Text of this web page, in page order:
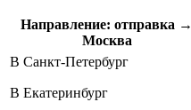
Направление: отправка →
Москва
В Санкт-Петербург
В Екатеринбург